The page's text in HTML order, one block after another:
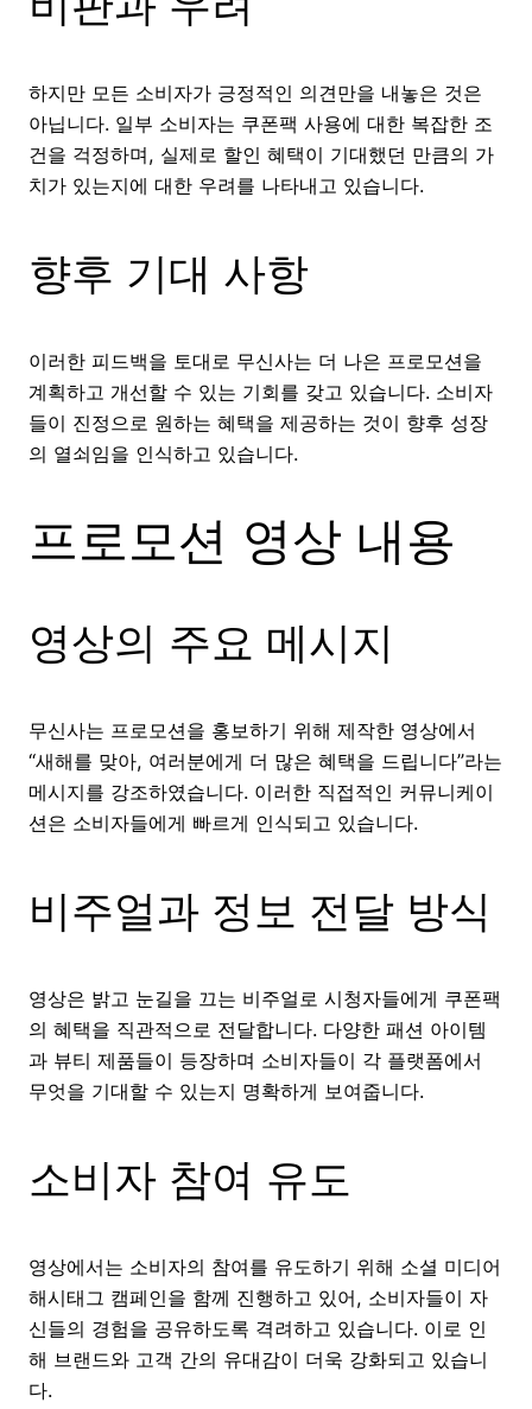
하지만 모든 소비자가 긍정적인 의견만을 내놓은 것은
아닙니다. 일부 소비자는 쿠폰팩 사용에 대한 복잡한 조
건을 걱정하며, 실제로 할인 혜택이 기대했던 만큼의 가
치가 있는지에 대한 우려를 나타내고 있습니다.
향후 기대 사항
이러한 피드백을 토대로 무신사는 더 나은 프로모션을
계획하고 개선할 수 있는 기회를 갖고 있습니다. 소비자
들이 진정으로 원하는 혜택을 제공하는 것이 향후 성장
의 열쇠임을 인식하고 있습니다.
프로모션 영상 내용
영상의 주요 메시지
무신사는 프로모션을 홍보하기 위해 제작한 영상에서
“새해를 맞아, 여러분에게 더 많은 혜택을 드립니다”라는
메시지를 강조하였습니다. 이러한 직접적인 커뮤니케이
션은 소비자들에게 빠르게 인식되고 있습니다.
비주얼과 정보 전달 방식
영상은 밝고 눈길을 끄는 비주얼로 시청자들에게 쿠폰팩
의 혜택을 직관적으로 전달합니다. 다양한 패션 아이템
과 뷰티 제품들이 등장하며 소비자들이 각 플랫폼에서
무엇을 기대할 수 있는지 명확하게 보여줍니다.
소비자 참여 유도
영상에서는 소비자의 참여를 유도하기 위해 소셜 미디어
해시태그 캠페인을 함께 진행하고 있어, 소비자들이 자
신들의 경험을 공유하도록 격려하고 있습니다. 이로 인
해 브랜드와 고객 간의 유대감이 더욱 강화되고 있습니
다.